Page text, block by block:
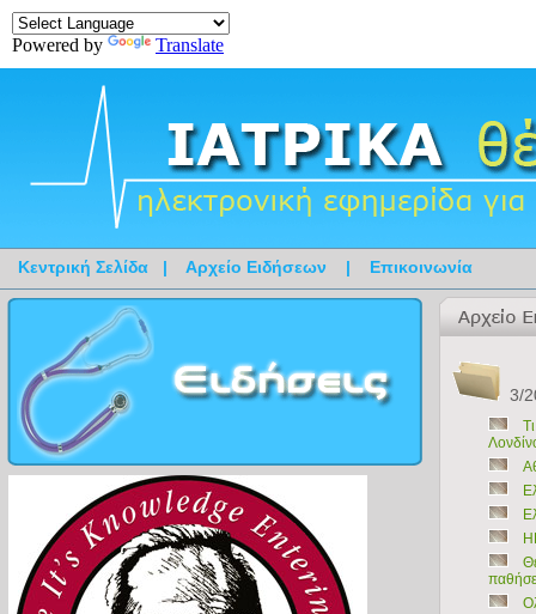
Powered by Translate
Κεντρική Σελίδα | Αρχείο Ειδήσεων | Επικοινωνία
3/